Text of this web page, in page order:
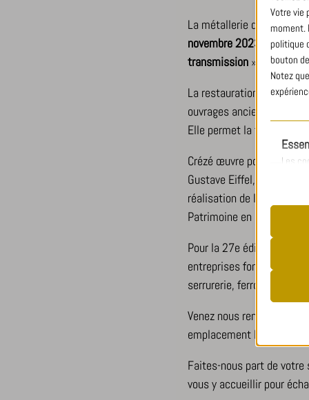
La métallerie d’art Crézé
novembre 2023
au
transmission ».
La restauration du
ouvrages anciens et
Elle permet la
Crézé œuvre pour le
Gustave Eiffel, la
réalisation de la “
Patrimoine en Bretagne
Pour la 27e édition du
entreprises font
serrurerie, ferronnerie et
Venez nous rencontrer en
emplacement B54.
Faites-nous part de votre
vous y accueillir pour
Votre vie
moment.
politique
bouton
Notez
Les
Les
_ga
_ga_*